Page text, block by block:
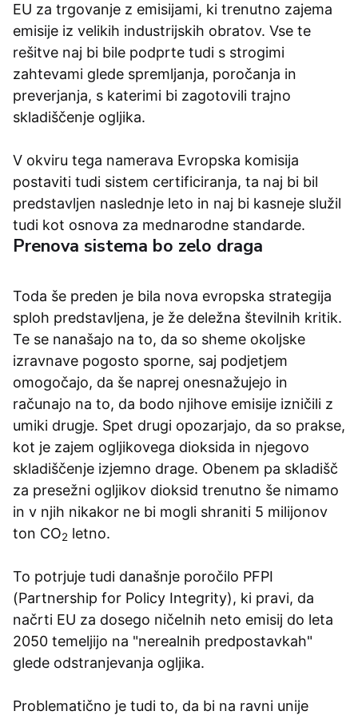
EU za trgovanje z emisijami, ki trenutno zajema
emisije iz velikih industrijskih obratov. Vse te
rešitve naj bi bile podprte tudi s strogimi
zahtevami glede spremljanja, poročanja in
preverjanja, s katerimi bi zagotovili trajno
skladiščenje ogljika.
V okviru tega namerava Evropska komisija
postaviti tudi sistem certificiranja, ta naj bi bil
predstavljen naslednje leto in naj bi kasneje služil
tudi kot osnova za mednarodne standarde.
Prenova sistema bo zelo draga
Toda še preden je bila nova evropska strategija
sploh predstavljena, je že deležna številnih kritik.
Te se nanašajo na to, da so sheme okoljske
izravnave pogosto sporne, saj podjetjem
omogočajo, da še naprej onesnažujejo in
računajo na to, da bodo njihove emisije izničili z
umiki drugje. Spet drugi opozarjajo, da so prakse,
kot je zajem ogljikovega dioksida in njegovo
skladiščenje izjemno drage. Obenem pa skladišč
za presežni ogljikov dioksid trenutno še nimamo
in v njih nikakor ne bi mogli shraniti 5 milijonov
ton CO2 letno.
To potrjuje tudi današnje poročilo PFPI
(Partnership for Policy Integrity), ki pravi, da
načrti EU za dosego ničelnih neto emisij do leta
2050 temeljijo na "nerealnih predpostavkah"
glede odstranjevanja ogljika.
Problematično je tudi to, da bi na ravni unije